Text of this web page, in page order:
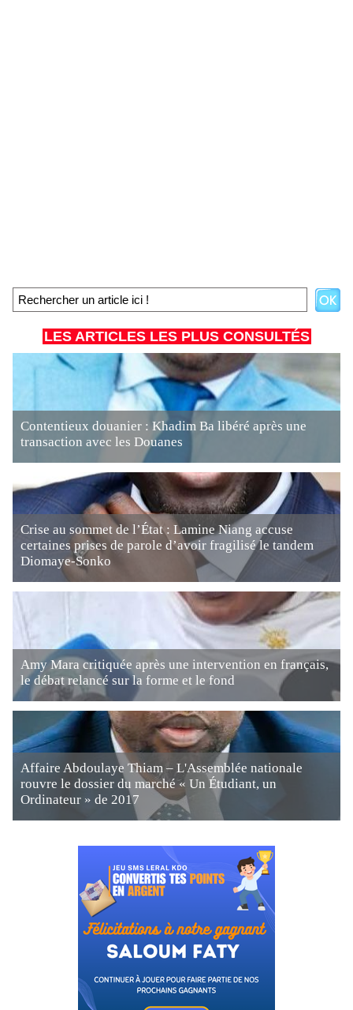
LES ARTICLES LES PLUS CONSULTÉS
Contentieux douanier : Khadim Ba libéré après une
transaction avec les Douanes
Crise au sommet de l’État : Lamine Niang accuse
certaines prises de parole d’avoir fragilisé le tandem
Diomaye-Sonko
Amy Mara critiquée après une intervention en français,
le débat relancé sur la forme et le fond
Affaire Abdoulaye Thiam – L'Assemblée nationale
rouvre le dossier du marché « Un Étudiant, un
Ordinateur » de 2017